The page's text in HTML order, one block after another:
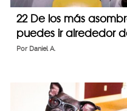
22 De los más
puedes ir alrededor
Por Daniel A.